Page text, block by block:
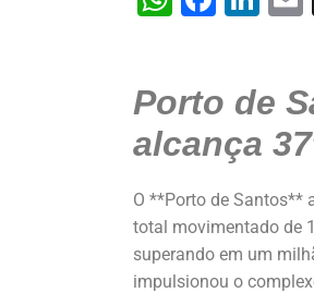
s
A
p
e
b
o
o
k
e
dI
l
Porto de
alcança
O **Porto de Santos**
total movimentado de
superando em um
impulsionou o